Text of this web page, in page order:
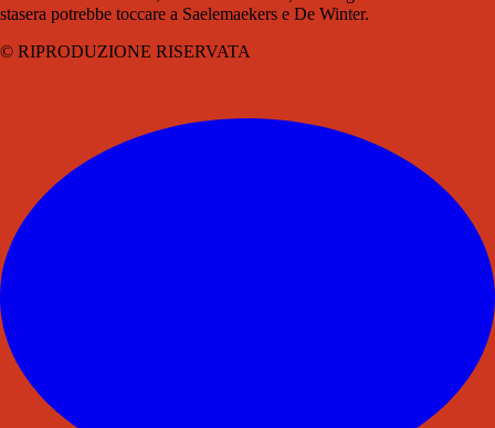
stasera potrebbe toccare a Saelemaekers e De Winter.
© RIPRODUZIONE RISERVATA